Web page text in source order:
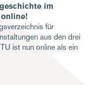
im
für
aus den drei
ist nun online als ein